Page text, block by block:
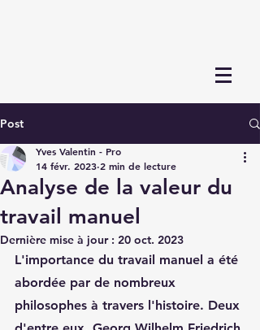
Post
Analyse de la valeur du
travail manuel
Yves Valentin - Pro
14 févr. 2023 2 min de lecture
Dernière mise à jour : 20 oct. 2023
L'importance du travail manuel a été
abordée par de nombreux
philosophes à travers l'histoire. Deux